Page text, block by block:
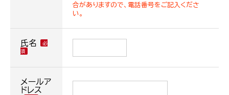
合がありますので、電話番号をご記入くださ
い。
氏名
メールア
ドレス